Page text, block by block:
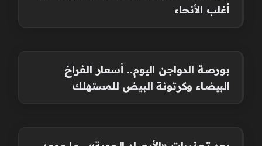
أغلب الأنحاء
بورصة الدواجن اليوم.. أسعار الفراخ
البيضاء وكرتونة البيض للمستهلك